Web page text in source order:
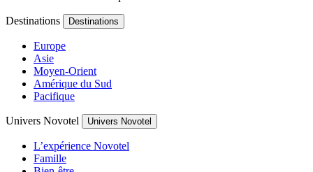
Destinations Destinations
Europe
Asie
Moyen-Orient
Amérique du Sud
Pacifique
Univers Novotel Univers Novotel
L’expérience Novotel
Famille